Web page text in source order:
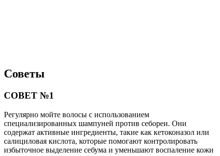
Советы
СОВЕТ №1
Регулярно мойте волосы с использованием
специализированных шампуней против себореи. Они
содержат активные ингредиенты, такие как кетоконазол или
салициловая кислота, которые помогают контролировать
избыточное выделение себума и уменьшают воспаление кожи